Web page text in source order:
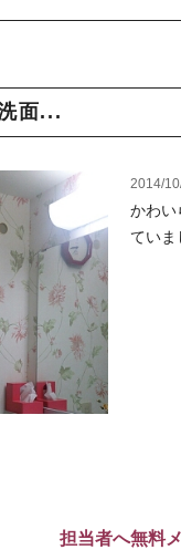
面...
2014/
かわい
てい
担当者へ無料